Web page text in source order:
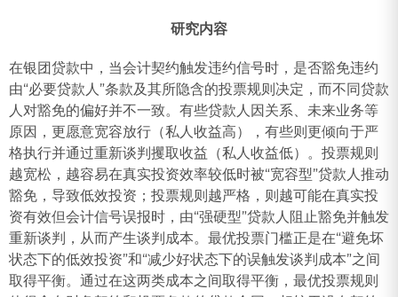
研究内容
在银团贷款中，当会计契约触发违约信号时，是否豁免违约
由“必要贷款人”条款及其所隐含的投票规则决定，而不同贷款
人对豁免的偏好并不一致。有些贷款人因关系、未来业务等
原因，更愿意宽容放行（私人收益高），有些则更倾向于严
格执行并通过重新谈判攫取收益（私人收益低）。投票规则
越宽松，越容易在真实投资效率较低时被“宽容型”贷款人推动
豁免，导致低效投资；投票规则越严格，则越可能在真实投
资有效但会计信号误报时，由“强硬型”贷款人阻止豁免并触发
重新谈判，从而产生谈判成本。最优投票门槛正是在“避免坏
状态下的低效投资”和“减少好状态下的误触发谈判成本”之间
取得平衡。通过在这两类成本之间取得平衡，最优投票规则